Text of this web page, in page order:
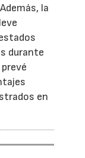
la
durante
en